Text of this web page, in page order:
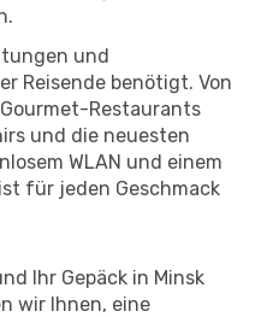
und
Reisende benötigt. Von
Restaurants
und die neuesten
WLAN und einem
für jeden Geschmack
Ihr Gepäck in Minsk
wir Ihnen, eine